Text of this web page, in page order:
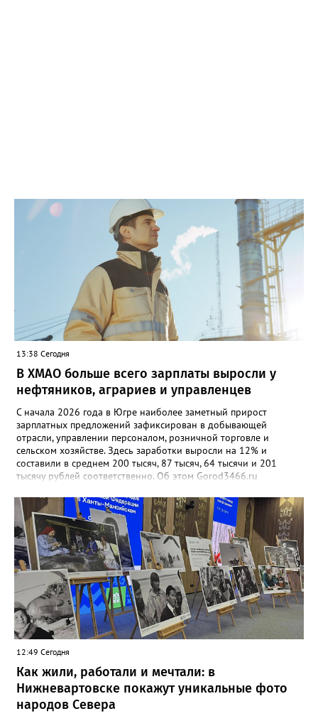
13:38 Сегодня
В ХМАО больше всего зарплаты выросли у
нефтяников, аграриев и управленцев
С начала 2026 года в Югре наиболее заметный прирост
зарплатных предложений зафиксирован в добывающей
отрасли, управлении персоналом, розничной торговле и
сельском хозяйстве. Здесь заработки выросли на 12% и
составили в среднем 200 тысяч, 87 тысяч, 64 тысячи и 201
тысячу рублей соответственно. Об этом Gorod3466.ru
также туризм, гостиничный и ресторанный бизнес (+11%, до
68,4 тыс. рублей), производство и сервисное обслуживание
(+9%, до 166,4 тыс. рублей), а также финансы и бухгалтерия
(+9%, до 87,6 тыс. рублей). В целом медианная зарплата по
региону увеличилась на 3% и достигла 93,5 тыс. рублей.
Отдельный тренд — рост оплаты на подработке: за год
предложения здесь выросли на 35%. При этом самые высокие
зарплаты по-прежнему предлагают вахтовикам — в среднем
175 тыс. рублей (+5% к прошлому году).
12:49 Сегодня
Как жили, работали и мечтали: в
Нижневартовске покажут уникальные фото
народов Севера